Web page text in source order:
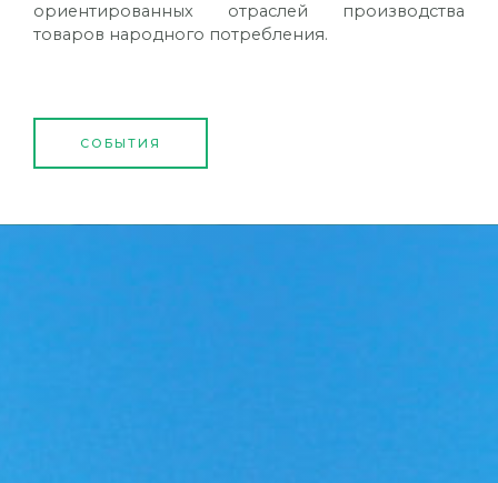
ориентированных отраслей производства
товаров народного потребления.
СОБЫТИЯ